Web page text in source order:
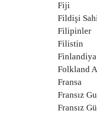
Fiji
Fildişi
Filipinler
Filistin
Finlandiya
Folkland
Fransa
Fransız
Fransız